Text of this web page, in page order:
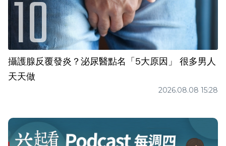
攝護腺反覆發炎？泌尿醫點名「5大原因」 很多男人
天天做
2026.08.08 15:28